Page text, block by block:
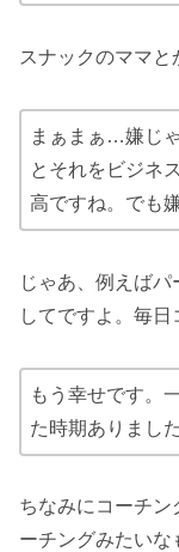
スナックのママと
まぁまぁ…嫌じ
とそれをビジネ
高ですね。でも
じゃあ、例えば
してですよ。毎
もう幸せです。
た時期ありました
ちなみにコーチン
ーチングみたいな